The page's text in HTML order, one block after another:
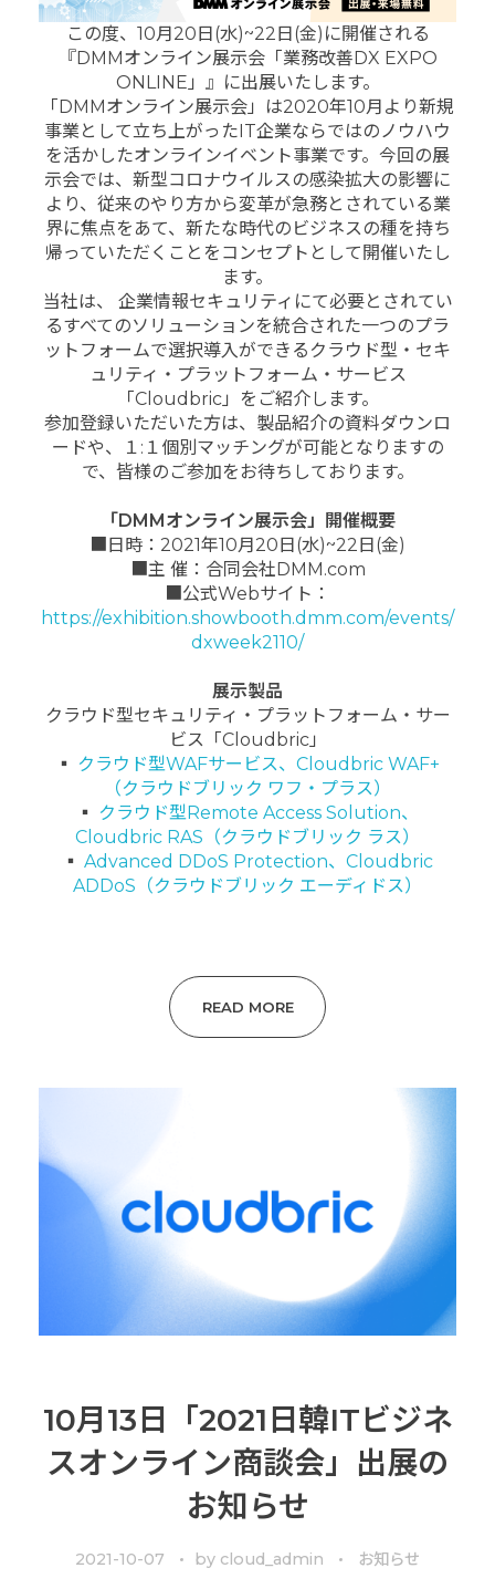
この度、10月20日(水)~22日(金)に開催される
『DMMオンライン展示会「業務改善DX EXPO
ONLINE」』に出展いたします。
「DMMオンライン展示会」は2020年10月より新規
事業として立ち上がったIT企業ならではのノウハウ
を活かしたオンラインイベント事業です。今回の展
示会では、新型コロナウイルスの感染拡大の影響に
より、従来のやり方から変革が急務とされている業
界に焦点をあて、新たな時代のビジネスの種を持ち
帰っていただくことをコンセプトとして開催いたし
ます。
当社は、 企業情報セキュリティにて必要とされてい
るすべてのソリューションを統合された一つのプラ
ットフォームで選択導入ができるクラウド型・セキ
ュリティ・プラットフォーム・サービス
「Cloudbric」をご紹介します。
参加登録いただいた方は、製品紹介の資料ダウンロ
ードや、１:１個別マッチングが可能となりますの
で、皆様のご参加をお待ちしております。
「DMMオンライン展示会」開催概要
■日時：2021年10月20日(水)~22日(金)
■主 催：合同会社DMM.com
■公式Webサイト：
https://exhibition.showbooth.dmm.com/events/
dxweek2110/
展示製品
クラウド型セキュリティ・プラットフォーム・サー
ビス「Cloudbric」
▪ クラウド型WAFサービス、Cloudbric WAF+
（クラウドブリック ワフ・プラス）
▪ クラウド型Remote Access Solution、
Cloudbric RAS（クラウドブリック ラス）
▪ Advanced DDoS Protection、Cloudbric
ADDoS（クラウドブリック エーディドス）
READ MORE
10月13日「2021日韓ITビジネ
スオンライン商談会」出展の
お知らせ
2021-10-07 by cloud_admin お知らせ